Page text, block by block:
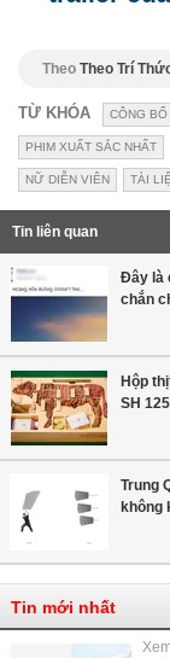
Theo Theo Trí
TỪ KHÓA CÔNG BỐ
PHIM XUẤT SẮC NHẤT
NỮ DIỄN VIÊN TÀI
Tin liên quan
Đây là
chắn
Hộp
SH
Trung
không
Tin mới nhất